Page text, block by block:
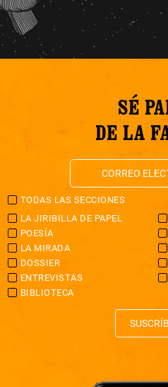
SÉ
DE LA
TODAS LAS SECCIONES
LA JIRIBILLA DE PAPEL
POESÍA
LA MIRADA
DOSSIER
ENTREVISTAS
BIBLIOTECA